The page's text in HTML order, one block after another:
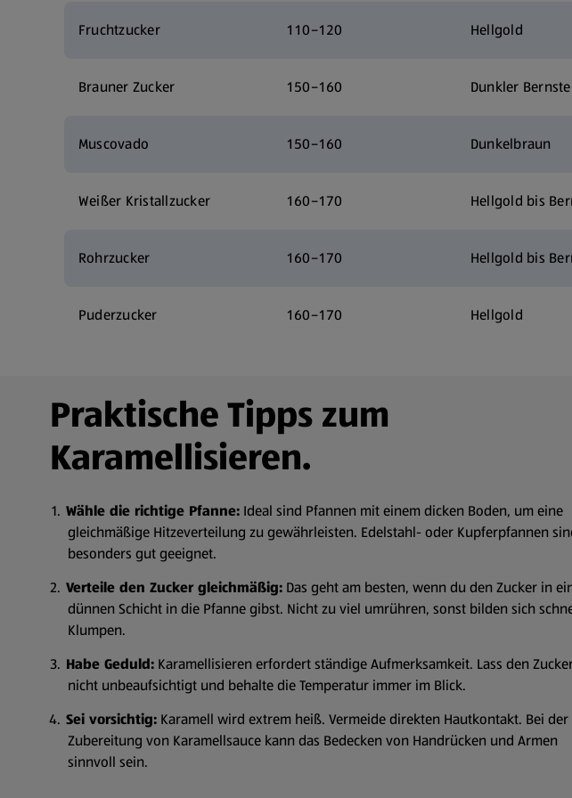
Fruchtzucker 110–120 Hellgold
Brauner Zucker 150–160 Dunkler
Muscovado 150–160 Dunkelbraun
Weißer Kristallzucker 160–170 Hellgold bis
Rohrzucker 160–170 Hellgold bis
Puderzucker 160–170 Hellgold
Praktische Tipps zum
Karamellisieren.
Wähle die richtige Pfanne: Ideal sind Pfannen mit einem dicken Boden, um eine
gleichmäßige Hitzeverteilung zu gewährleisten. Edelstahl- oder Kupferpfannen
besonders gut geeignet.
Verteile den Zucker gleichmäßig: Das geht am besten, wenn du den Zucker in
dünnen Schicht in die Pfanne gibst. Nicht zu viel umrühren, sonst bilden sich
Klumpen.
Habe Geduld: Karamellisieren erfordert ständige Aufmerksamkeit. Lass den
nicht unbeaufsichtigt und behalte die Temperatur immer im Blick.
Sei vorsichtig: Karamell wird extrem heiß. Vermeide direkten Hautkontakt. Bei der
Zubereitung von Karamellsauce kann das Bedecken von Handrücken und Armen
sinnvoll sein.